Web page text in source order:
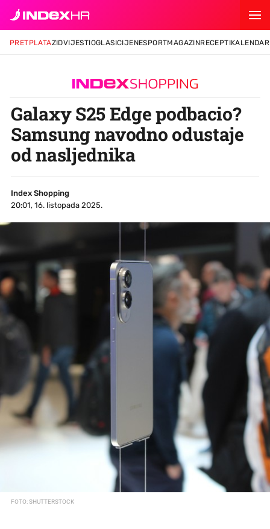
PRETPLATAZIDVIJESTIOGLASICIJENESPORTMAGAZINRECEPTIKALENDAR
Galaxy S25 Edge podbacio?
Samsung navodno odustaje
od nasljednika
Index Shopping
20:01, 16. listopada 2025.
FOTO: SHUTTERSTOCK